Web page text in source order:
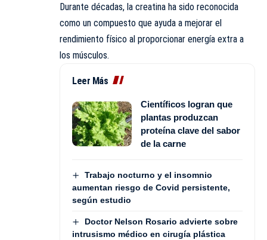
Durante décadas, la creatina ha sido reconocida
como un compuesto que ayuda a mejorar el
rendimiento físico al proporcionar energía extra a
los músculos.
Leer Más
Científicos logran que
plantas produzcan
proteína clave del sabor
de la carne
Trabajo nocturno y el insomnio
aumentan riesgo de Covid persistente,
según estudio
Doctor Nelson Rosario advierte sobre
intrusismo médico en cirugía plástica